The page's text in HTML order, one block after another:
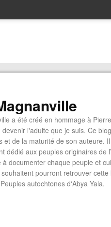
a été créé en hommage à
l'adulte que je suis. Ce
et de la maturité de son auteure.
dédié aux peuples originaires de
à documenter chaque peuple et
pourront retrouver
autochtones d'Abya Yala.